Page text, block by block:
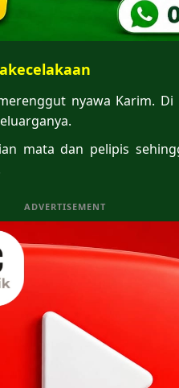
nyawa Karim.
mata dan pelipis
ADVERTISEMENT